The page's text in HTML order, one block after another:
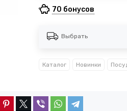
70 бонусов
Выбрать
Каталог Новинки